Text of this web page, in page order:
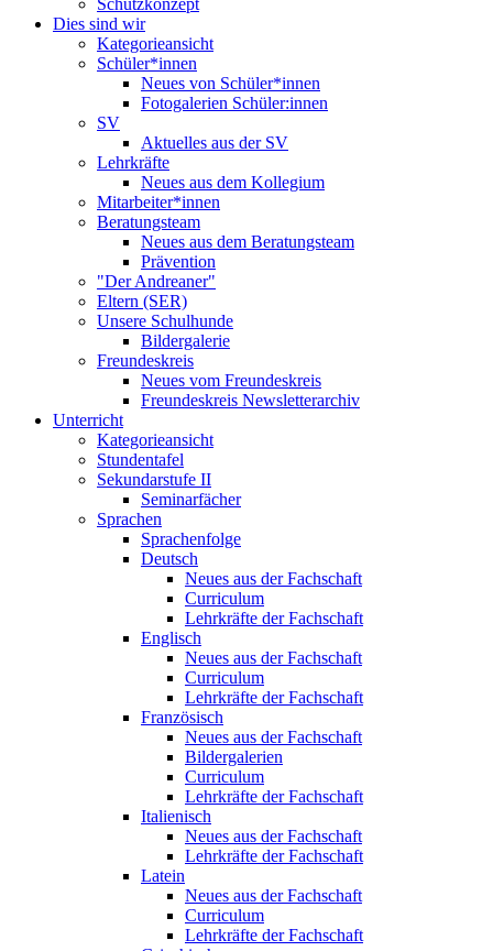
Schutzkonzept
Dies sind wir
Kategorieansicht
Schüler*innen
Neues von Schüler*innen
Fotogalerien Schüler:innen
SV
Aktuelles aus der SV
Lehrkräfte
Neues aus dem Kollegium
Mitarbeiter*innen
Beratungsteam
Neues aus dem Beratungsteam
Prävention
"Der Andreaner"
Eltern (SER)
Unsere Schulhunde
Bildergalerie
Freundeskreis
Neues vom Freundeskreis
Freundeskreis Newsletterarchiv
Unterricht
Kategorieansicht
Stundentafel
Sekundarstufe II
Seminarfächer
Sprachen
Sprachenfolge
Deutsch
Neues aus der Fachschaft
Curriculum
Lehrkräfte der Fachschaft
Englisch
Neues aus der Fachschaft
Curriculum
Lehrkräfte der Fachschaft
Französisch
Neues aus der Fachschaft
Bildergalerien
Curriculum
Lehrkräfte der Fachschaft
Italienisch
Neues aus der Fachschaft
Lehrkräfte der Fachschaft
Latein
Neues aus der Fachschaft
Curriculum
Lehrkräfte der Fachschaft